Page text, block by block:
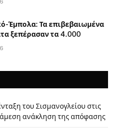
Έμπολα: Τα επιβεβαιωμένα
ξεπέρασαν τα 4.000
του Σισμανογλείου στις
άμεση ανάκληση της απόφασης